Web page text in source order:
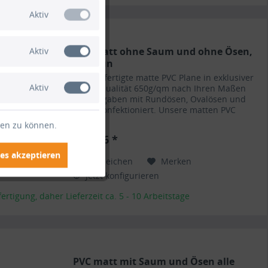
PVC matt ohne Saum und ohne Ösen,
olivgrün
Maßgerfertigte matte PVC Plane in exklusiver
Planenqualität 650g/qm nach Ihren Maßen
und Angaben mit Rundösen, Ovalösen und
Saum konfektioniert. Unsere matten PVC
€ 10,36 *
Vergleichen
Merken
Jetzt konfigurieren
daher Lieferzeit ca. 5 - 10 Arbeitstage
PVC matt mit Saum und Ösen alle
Aktiv
Aktiv
Aktiv
zu können.
akzeptieren